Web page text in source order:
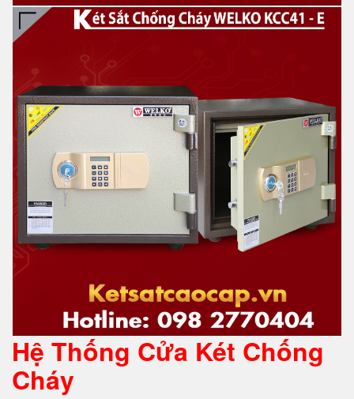
Hệ Thống Cửa Két Chống
Cháy